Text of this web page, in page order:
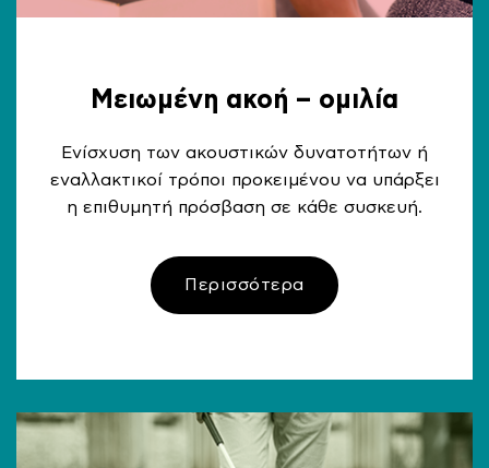
Μειωμένη ακοή – ομιλία
Ενίσχυση των ακουστικών δυνατοτήτων ή
εναλλακτικοί τρόποι προκειμένου να υπάρξει
η επιθυμητή πρόσβαση σε κάθε συσκευή.
Περισσότερα